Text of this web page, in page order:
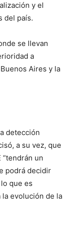
y el
del país.
se llevan
a
Aires y la
detección
a su vez, que
un
podrá decidir
que es
evolución de la